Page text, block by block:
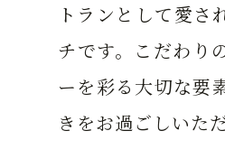
トランとして愛さ
チです。こだわり
ーを彩る大切な要
きをお過ごしいた